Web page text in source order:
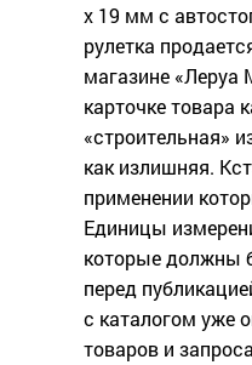
х 19 мм с
рулетка
магазине «Леруа
карточке товара
«строительная»
как излишняя.
применении
Единицы
которые должны
перед
с каталогом уже
товаров и